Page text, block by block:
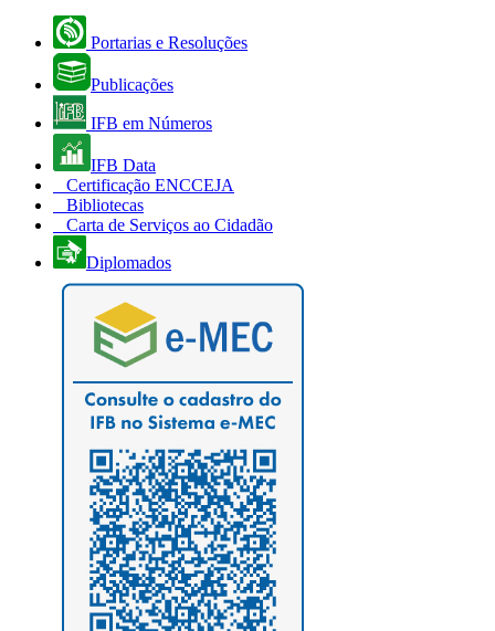
Portarias e Resoluções
Publicações
IFB em Números
IFB Data
Certificação ENCCEJA
Bibliotecas
Carta de Serviços ao Cidadão
Diplomados